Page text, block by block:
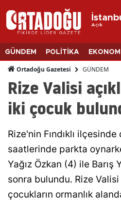
AçıkAdana
Ağrı
Artvin
Aydın
GÜNDEM POLİTİKA EKONOMİ
Ortadoğu Gazetesi GÜNDEM
Rize Valisi
iki çocuk
Rize'nin Fındıklı
saatlerinde parkta
Yağız Özkan (4) ile Barış
sonra bulundu. Rize
çocukların ormanlık